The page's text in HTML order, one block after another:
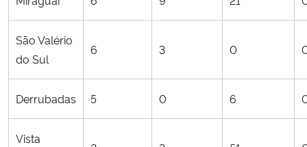
São Valério
do Sul
6 3 0
Derrubadas 5 0 6
Vista